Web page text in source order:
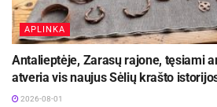
APLINKA
Antalieptėje, Zarasų rajone, tęsiami
atveria vis naujus Sėlių krašto
2026-08-01